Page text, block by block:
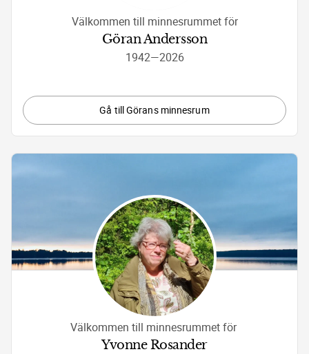
Välkommen till minnesrummet för
Göran Andersson
1942—2026
Gå till Görans minnesrum
Välkommen till minnesrummet för
Yvonne Rosander